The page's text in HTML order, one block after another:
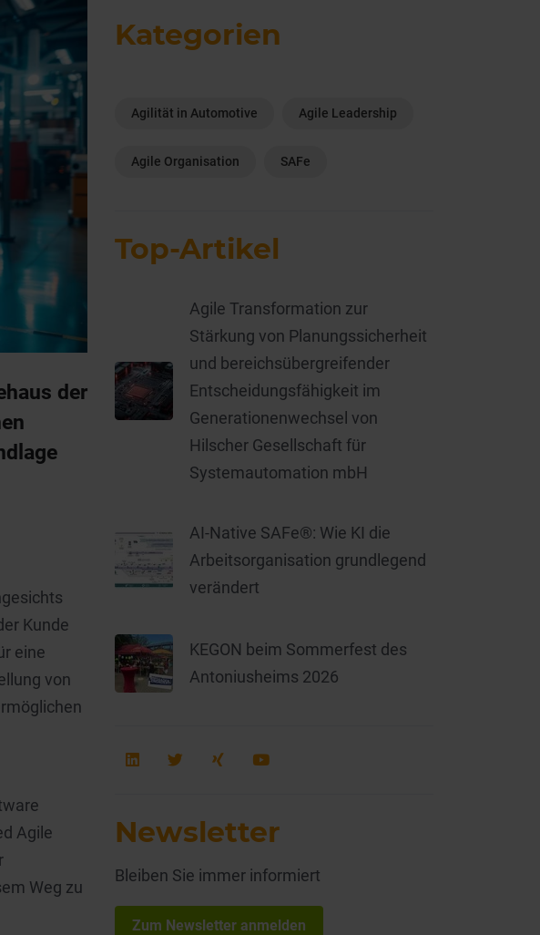
der
Kunde
eine
von
Agile
Weg zu
Kategorien
Agilität in Automotive Agile Leadership
Agile Organisation SAFe
Top-Artikel
Agile Transformation zur
Stärkung von Planungssicherheit
und bereichsübergreifender
Entscheidungsfähigkeit im
Generationenwechsel von
Hilscher Gesellschaft für
Systemautomation mbH
AI-Native SAFe®: Wie KI die
Arbeitsorganisation grundlegend
verändert
KEGON beim Sommerfest des
Antoniusheims 2026
Newsletter
Bleiben Sie immer informiert
Zum Newsletter anmelden